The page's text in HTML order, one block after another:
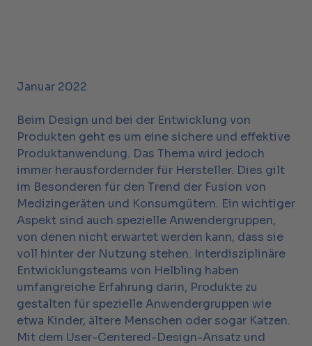
Januar 2022
Beim Design und bei der Entwicklung von
Produkten geht es um eine sichere und effektive
Produktanwendung. Das Thema wird jedoch
immer herausfordernder für Hersteller. Dies gilt
im Besonderen für den Trend der Fusion von
Medizingeräten und Konsumgütern. Ein wichtiger
Aspekt sind auch spezielle Anwendergruppen,
von denen nicht erwartet werden kann, dass sie
voll hinter der Nutzung stehen. Interdisziplinäre
Entwicklungsteams von Helbling haben
umfangreiche Erfahrung darin, Produkte zu
gestalten für spezielle Anwendergruppen wie
etwa Kinder, ältere Menschen oder sogar Katzen.
Mit dem User-Centered-Design-Ansatz und